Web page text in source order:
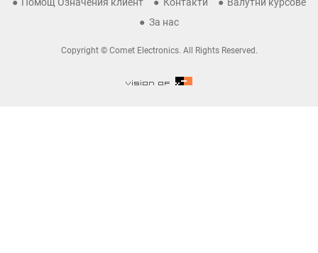
За нас
Copyright © Comet Electronics. All Rights Reserved.